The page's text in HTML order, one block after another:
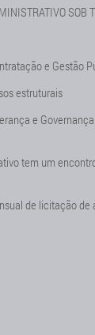
SOB
e Gestão
estruturais
e
tem um
de licitação de